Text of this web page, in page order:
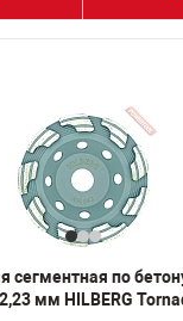
сегментная по
мм HILBERG